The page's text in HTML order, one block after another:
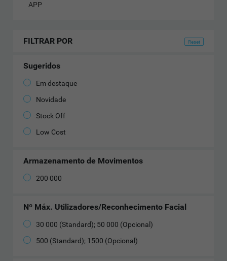
APP
FILTRAR POR
Sugeridos
Em destaque
Novidade
Stock Off
Low Cost
Armazenamento de Movimentos
200 000
Nº Máx. Utilizadores/Reconhecimento Facial
30 000 (Standard); 50 000 (Opcional)
500 (Standard); 1500 (Opcional)